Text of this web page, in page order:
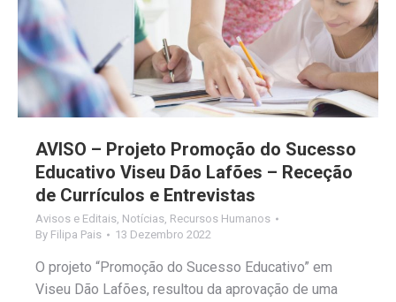
AVISO – Projeto Promoção do Sucesso
Educativo Viseu Dão Lafões – Receção
de Currículos e Entrevistas
Avisos e Editais, Notícias, Recursos Humanos
By Filipa Pais 13 Dezembro 2022
O projeto “Promoção do Sucesso Educativo” em
Viseu Dão Lafões, resultou da aprovação de uma